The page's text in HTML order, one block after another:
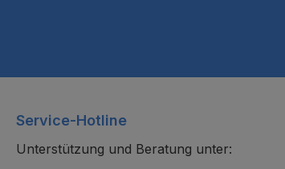
Service-Hotline
Unterstützung und Beratung unter: